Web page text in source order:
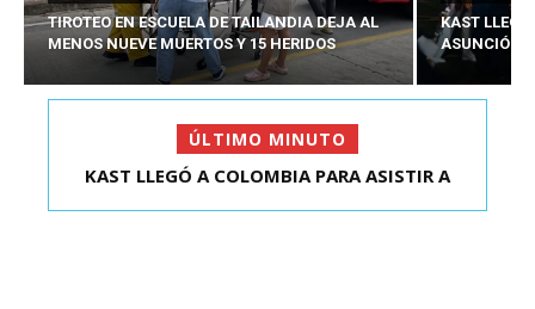
TIROTEO EN ESCUELA DE TAILANDIA DEJA AL
MENOS NUEVE MUERTOS Y 15 HERIDOS
KAST
ASUNCIÓN
ÚLTIMO MINUTO
HARBOE: “LO QUE SE REQUIERE AHORA ES HACER
KAST LLEGÓ A COLOMBIA PARA ASISTIR A